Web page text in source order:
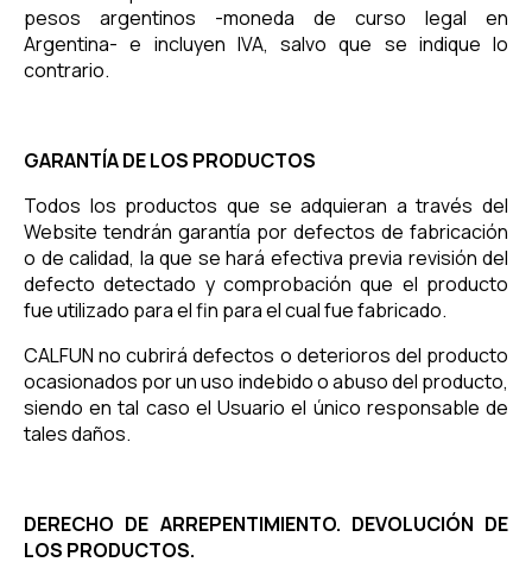
pesos argentinos -moneda de curso legal en
Argentina- e incluyen IVA, salvo que se indique lo
contrario.
GARANTÍA DE LOS PRODUCTOS
Todos los productos que se adquieran a través del
Website tendrán garantía por defectos de fabricación
o de calidad, la que se hará efectiva previa revisión del
defecto detectado y comprobación que el producto
fue utilizado para el fin para el cual fue fabricado.
CALFUN no cubrirá defectos o deterioros del producto
ocasionados por un uso indebido o abuso del producto,
siendo en tal caso el Usuario el único responsable de
tales daños.
DERECHO DE ARREPENTIMIENTO. DEVOLUCIÓN DE
LOS PRODUCTOS.